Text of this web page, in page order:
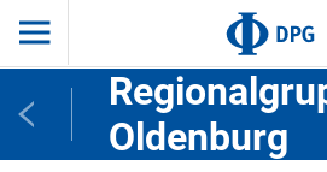
Oldenburg